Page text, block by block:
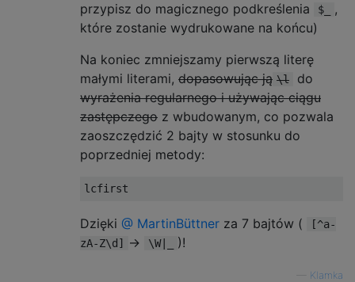
przypisz do magicznego podkreślenia
$_
,
które zostanie wydrukowane na końcu)
Na koniec zmniejszamy pierwszą literę
małymi literami, dopasowując ją \l
do
wyrażenia regularnego i używającciągu
zastępczego z wbudowanym, co pozwala
zaoszczędzić 2 bajty w stosunku do
poprzedniej metody:
Dzięki @ MartinBüttner za 7 bajtów (
[^a-
zA-Z\d]
-> \W|_ )!
Klamka